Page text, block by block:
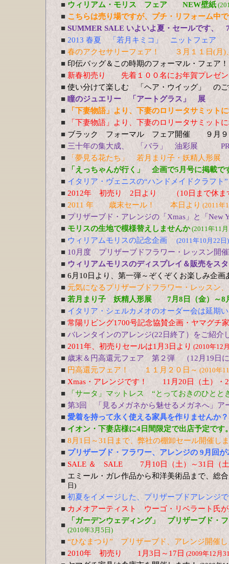
■ ウィリアム・モリス フェア NEW壁紙
■ こちらは売り場ですが、プチ・リフォーム中
■ SUMMER SALE いよいよ夏・セールです、
■ 2013 春夏 「若月キミコ」 ニットフェア
■ 春のアクセサリーフェア！ ３月１１日(月)
■ 印伝バッグ＆この時期のフォーマル・フェ
■ 新春初売り 先着１００名にお年賀
■ 使い分けて楽しむ 「ヘア・ウイッグ」
■ 瞳のジュエリー 「アートグラス」 展
■
「下妻物語」より、下妻のロリータサミッ
■
「下妻物語」より、下妻のロリータサミッ
■ ブラック フォーマル フェア開催 ９月９
■ 三十年の集大成、 「バラ」 油彩展
■
「夢見る花たち」 若月まり子・妖精人形展
■
「えっちゃんが行く」 企画で5月号に掲載で
■ イタリア・ヴェニスの“ハンドメイドクラフ
■ 2012年 初売り 2日より （10日まで休ま
■ 2011 年 歳末セール！ 本日より (2011年
■ プリザーブド・アレンジの「Xmas」と「New
■ モリスの生地で模様替えしませんか(2011年11
■ ウィリアムモリスの記念企画 (2011年10月22日)
■ 10月度 プリザーブドフラワー・レッスン
■ ウィリアムモリスのディスプレイ＆販売をス
■ 6月10日より、第一弾～ぞくぞくお楽しみ企画
■ 元気になるプリザーブドフラワー・レッスン
■ 若月まり子 妖精人形展 7月8日（金）～8
■ イタリア・シェルカメオのオーダー会は延期
■ 常陽リビング1700号記念協賛企画・ヤマグチ
■ バレンタインのアレンジ(22日終了）をご紹介
■ 2011年、初売りセールは1月3日より (2010年12
■ 歳末＆円高還元フェア 第２弾 （12月19日
■ 円高還元フェア！ １１月２０日～ (2010年
■ Xmas・アレンジです！ 11月20日（土）・
■
「サータ」マットレス “とっておきのひと
■ 第3回 「見るメガネから魅せるメガネへ」
■ 愛着を持って永く使える家具を作りませんか
■ イオン・下妻店様に4日間限定で出店予定です
■ 8月1日～31日まで、弊社の棚卸セール開催し
■ プリザーブド・フラワー、アレンジの 9月回
■ SALE ＆ SALE 7月10日（土）～31日（土
■
エミール・ガレ作品から和洋美術品まで、
日)
■ 初夏をイメージした、プリザーブドアレンジ
■ カメオアーティスト ウーゴ・リベラート氏
■
「ガーデンウェディング」 プリザーブド・
(2010年3月5日)
■ “ひなまつり” プリザーブド、アレンジ開催
■ 2010年 初売り 1月3日～17日 (2009年12月